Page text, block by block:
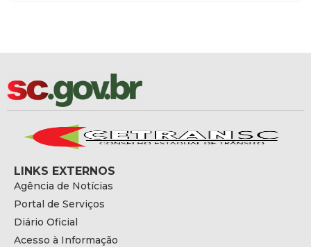
LINKS EXTERNOS
Agência de Notícias
Portal de Serviços
Diário Oficial
Acesso à Informação